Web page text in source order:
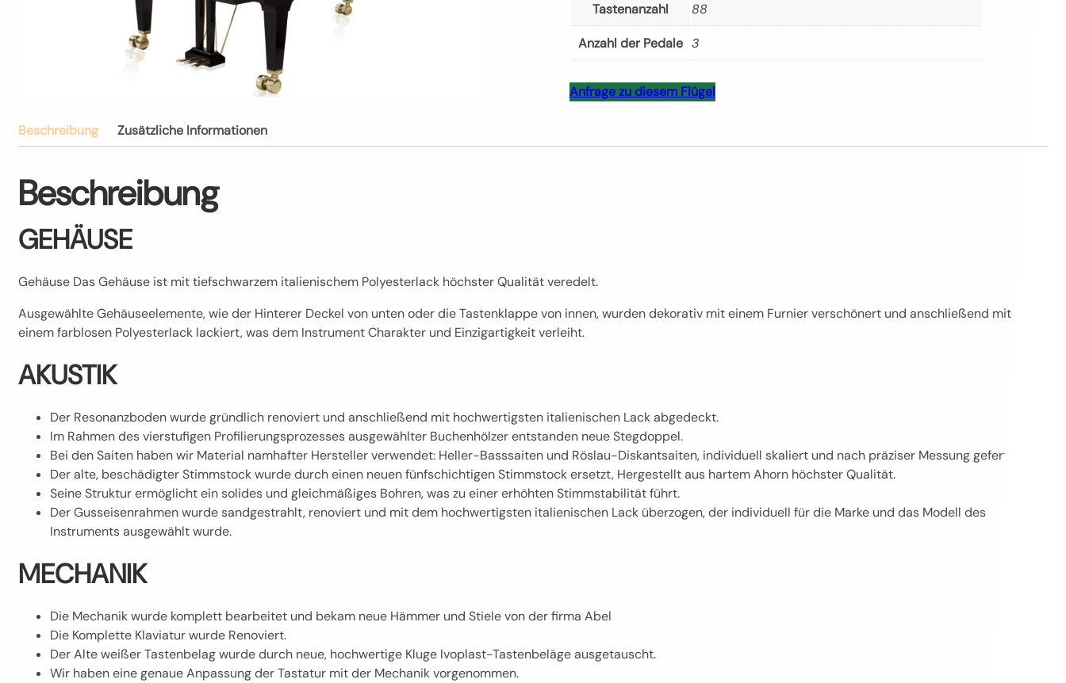
Tastenanzahl 88
Anzahl der Pedale 3
Anfrage zu diesem Flügel
Beschreibung Zusätzliche Informationen
Beschreibung
GEHÄUSE
Gehäuse Das Gehäuse ist mit tiefschwarzem italienischem Polyesterlack höchster Qualität veredelt.
Ausgewählte Gehäuseelemente, wie der Hinterer Deckel von unten oder die Tastenklappe von innen, wurden dekorativ mit einem Furnier verschönert und anschließend mit
einem farblosen Polyesterlack lackiert, was dem Instrument Charakter und Einzigartigkeit verleiht.
AKUSTIK
Der Resonanzboden wurde gründlich renoviert und anschließend mit hochwertigsten italienischen Lack abgedeckt.
Im Rahmen des vierstufigen Profilierungsprozesses ausgewählter Buchenhölzer entstanden neue Stegdoppel.
Bei den Saiten haben wir Material namhafter Hersteller verwendet: Heller-Basssaiten und Röslau-Diskantsaiten, individuell skaliert und nach präziser Messung gefertigt.
Der alte, beschädigter Stimmstock wurde durch einen neuen fünfschichtigen Stimmstock ersetzt, Hergestellt aus hartem Ahorn höchster Qualität.
Seine Struktur ermöglicht ein solides und gleichmäßiges Bohren, was zu einer erhöhten Stimmstabilität führt.
Der Gusseisenrahmen wurde sandgestrahlt, renoviert und mit dem hochwertigsten italienischen Lack überzogen, der individuell für die Marke und das Modell des
Instruments ausgewählt wurde.
MECHANIK
Die Mechanik wurde komplett bearbeitet und bekam neue Hämmer und Stiele von der firma Abel
Die Komplette Klaviatur wurde Renoviert.
Der Alte weißer Tastenbelag wurde durch neue, hochwertige Kluge Ivoplast-Tastenbeläge ausgetauscht.
Wir haben eine genaue Anpassung der Tastatur mit der Mechanik vorgenommen.